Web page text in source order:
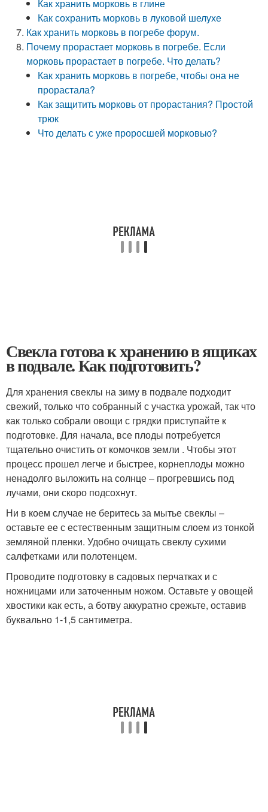
Как хранить морковь в глине
Как сохранить морковь в луковой шелухе
Как хранить морковь в погребе форум.
Почему прорастает морковь в погребе. Если
морковь прорастает в погребе. Что делать?
Как хранить морковь в погребе, чтобы она не
прорастала?
Как защитить морковь от прорастания? Простой
трюк
Что делать с уже проросшей морковью?
Свекла готова к хранению в ящиках
в подвале. Как подготовить?
Для хранения свеклы на зиму в подвале подходит
свежий, только что собранный с участка урожай, так что
как только собрали овощи с грядки приступайте к
подготовке. Для начала, все плоды потребуется
тщательно очистить от комочков земли . Чтобы этот
процесс прошел легче и быстрее, корнеплоды можно
ненадолго выложить на солнце – прогревшись под
лучами, они скоро подсохнут.
Ни в коем случае не беритесь за мытье свеклы –
оставьте ее с естественным защитным слоем из тонкой
земляной пленки. Удобно очищать свеклу сухими
салфетками или полотенцем.
Проводите подготовку в садовых перчатках и с
ножницами или заточенным ножом. Оставьте у овощей
хвостики как есть, а ботву аккуратно срежьте, оставив
буквально 1-1,5 сантиметра.